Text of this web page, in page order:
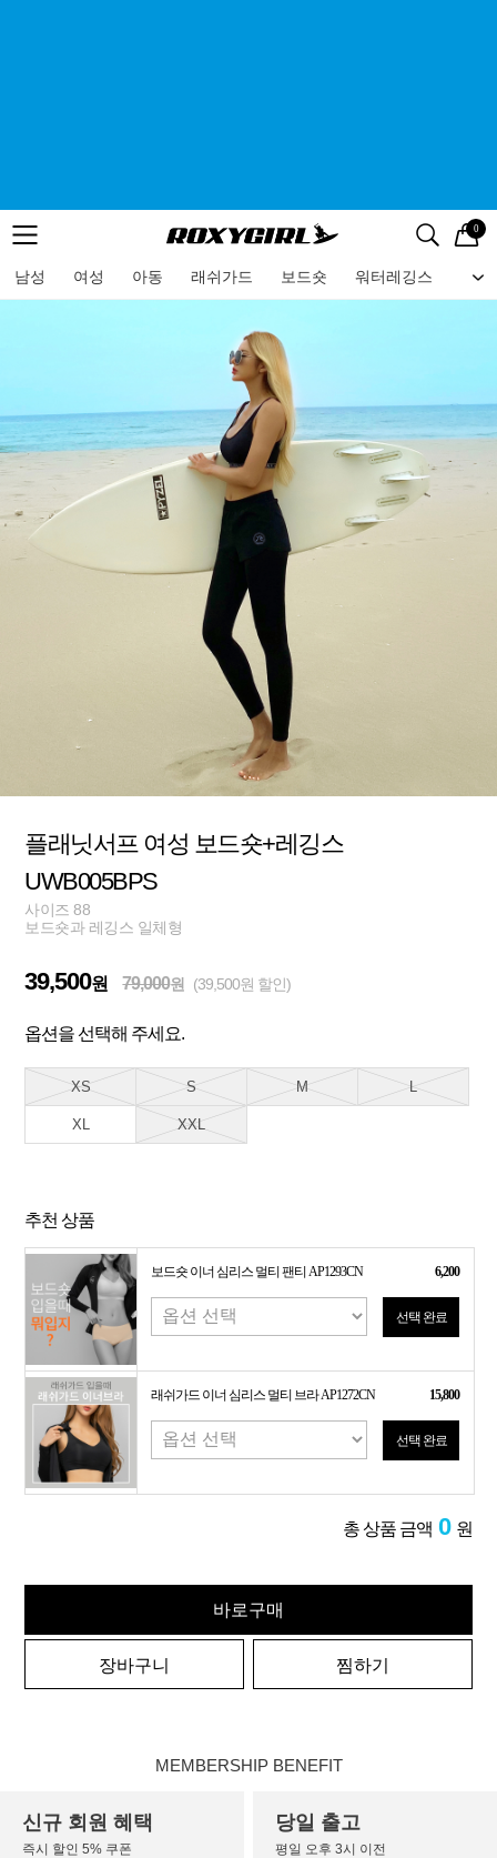
메뉴 검색
로고 0
남성 여성 아동 래쉬가드 보드숏 워터레깅스 비
메뉴
플래닛서프 여성 보드숏+레깅스
UWB005BPS
사이즈 88
보드숏과 레깅스 일체형
39,500원 79,000원 (39,500원 할인)
옵션을 선택해 주세요.
XS S M L
XL XXL
추천 상품
보드숏 이너 심리스 멀티 팬티 AP1293CN 6,200
선택 완료
래쉬가드 이너 심리스 멀티 브라 AP1272CN 15,800
선택 완료
총 상품 금액 0 원
바로구매
장바구니 찜하기
MEMBERSHIP BENEFIT
신규 회원 혜택
즉시 할인 5% 쿠폰
당일 출고
평일 오후 3시 이전